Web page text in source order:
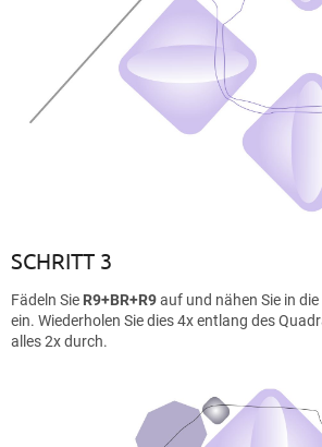
SCHRITT 3
Fädeln Sie R9+BR+R9auf und nähen Sie in
ein. Wiederholen Sie dies 4x entlang des
alles 2x durch.